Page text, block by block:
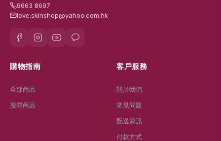
9663 8697
love.skinshop@yahoo.com.hk
購物指南
全部商品
搜尋商品
客戶服務
關於我們
常見問題
配送資訊
付款方式